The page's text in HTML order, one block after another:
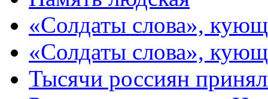
«Солдаты слова»,
«Солдаты слова»,
Тысячи россиян